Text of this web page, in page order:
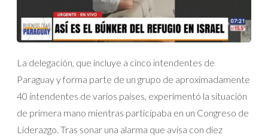
La delegación, que incluye a cinco intendentes de
Paraguay y forma parte de un grupo de aproximadamente
40 intendentes de varios países, experimentó la situación
de primera mano mientras participaba en un Congreso de
Liderazgo. Tras sonar una alarma que avisa con diez